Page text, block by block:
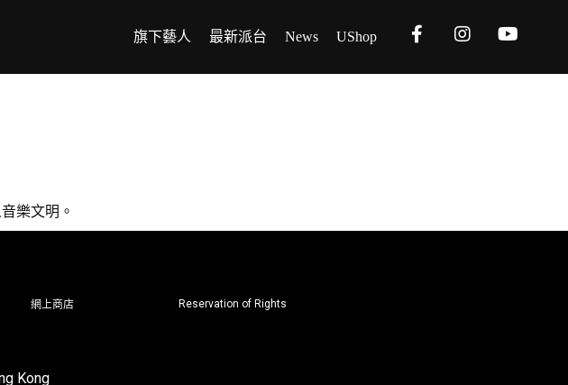
旗下藝人 最新派台 News UShop
樂文明。
網上商店 Reservation of Rights
Kong